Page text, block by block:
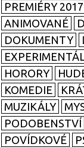
PREMIÉRY 2017
ANIMOVANÉ
DOKUMENTY
HORORY
KOMEDIE
MUZIKÁLY
PODOBENSTVÍ
POVÍDKOVÉ